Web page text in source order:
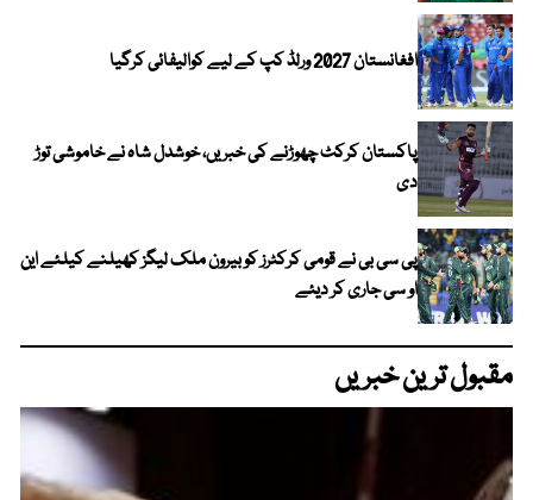
افغانستان 2027 ورلڈ کپ کے لیے کوالیفائی کرگیا
پاکستان کرکٹ چھوڑنے کی خبریں، خوشدل شاہ نے خاموشی توڑ
دی
پی سی بی نے قومی کرکٹرز کو بیرون ملک لیگز کھیلنے کیلئے این
او سی جاری کر دیئے
مقبول ترین خبریں